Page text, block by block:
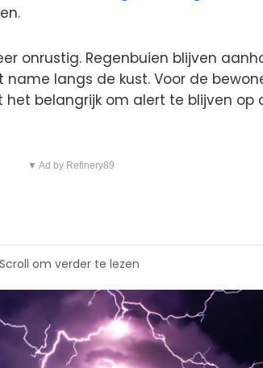
onrustig. Regenbuien blijven
langs de kust. Voor de
het belangrijk om alert te blijven op
▼ Ad by Refinery89
Scroll om verder te lezen